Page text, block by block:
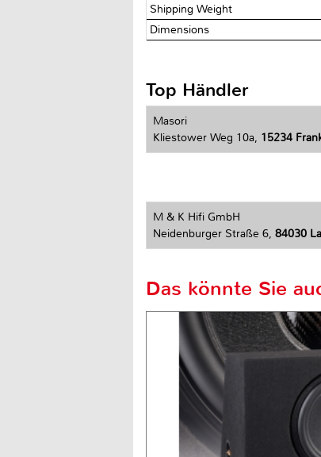
Shipping Weight
Dimensions
Top Händler
Masori
Kliestower Weg 10a, 15234
M & K Hifi GmbH
Neidenburger Straße 6, 84030
Das könnte Sie